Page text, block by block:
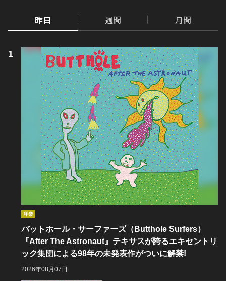
昨日 週間 月間
洋楽
バットホール・サーファーズ（Butthole Surfers）
『After The Astronaut』テキサスが誇るエキセントリ
ック集団による98年の未発表作がついに解禁!
2026年08月07日